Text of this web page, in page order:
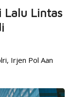
Lalu Lintas
Irjen Pol Aan